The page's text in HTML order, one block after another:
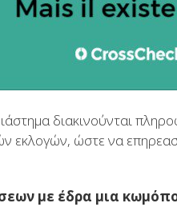
διακινούνται
εκλογών, ώστε να
με έδρα μια